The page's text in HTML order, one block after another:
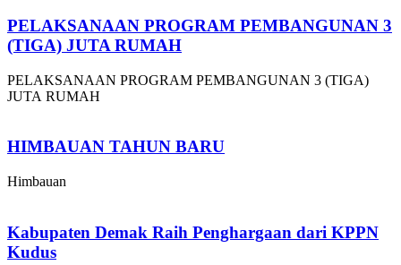
PELAKSANAAN PROGRAM PEMBANGUNAN 3
(TIGA) JUTA RUMAH
PELAKSANAAN PROGRAM PEMBANGUNAN 3 (TIGA)
JUTA RUMAH
HIMBAUAN TAHUN BARU
Himbauan
Kabupaten Demak Raih Penghargaan dari KPPN
Kudus